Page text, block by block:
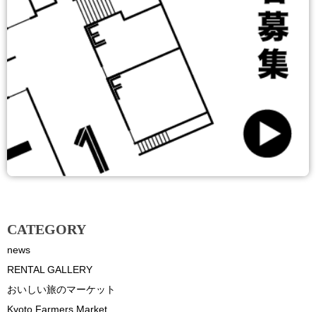
CATEGORY
news
RENTAL GALLERY
おいしい旅のマーケット
Kyoto Farmers Market